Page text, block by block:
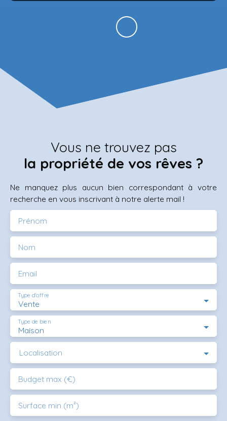
Vous ne trouvez pas
la propriété de vos rêves ?
Ne manquez plus aucun bien correspondant à votre
recherche en vous inscrivant à notre alerte mail !
Prénom
Nom
Email
Vente
Type d'offre
Maison
Type de bien
Localisation
Budget max (€)
Surface min (m²)